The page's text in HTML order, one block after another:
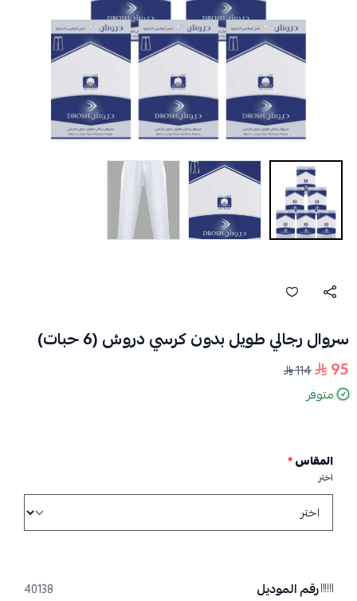
سروال رجالي طويل بدون كرسي دروش (6 حبات)
95
114
متوفر
المقاس*
اختر
رقم الموديل 40138